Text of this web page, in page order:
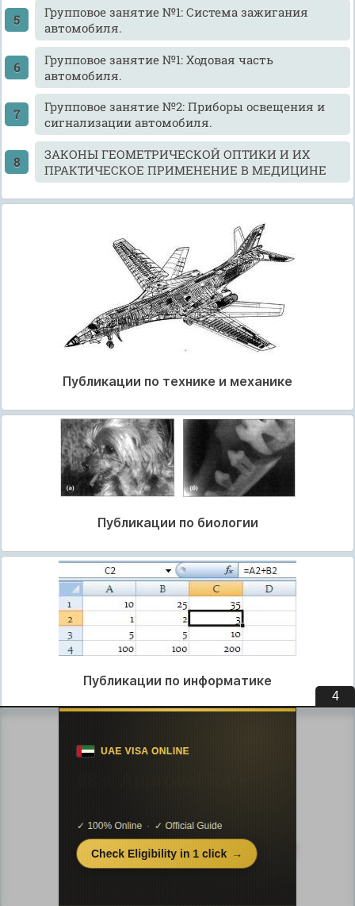
Групповое занятие №1: Система зажигания
автомобиля.
Групповое занятие №1: Ходовая часть
автомобиля.
Групповое занятие №2: Приборы освещения и
сигнализации автомобиля.
ЗАКОНЫ ГЕОМЕТРИЧЕСКОЙ ОПТИКИ И ИХ
ПРАКТИЧЕСКОЕ ПРИМЕНЕНИЕ В МЕДИЦИНЕ
Публикации по технике и механике
Публикации по биологии
Публикации по информатике
3